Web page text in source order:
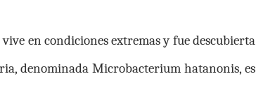
en condiciones extremas y fue descubierta
denominada Microbacterium hatanonis, es